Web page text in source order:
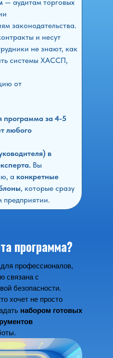
— аудитам торговых
законодательства.
и несут
не знают, как
системы ХАССП,
от
программа за 4-5
любого
в
Вы
а конкретные
, которые сразу
предприятии.
программа?
профессионалов,
связана с
безопасности.
хочет не просто
набором готовых